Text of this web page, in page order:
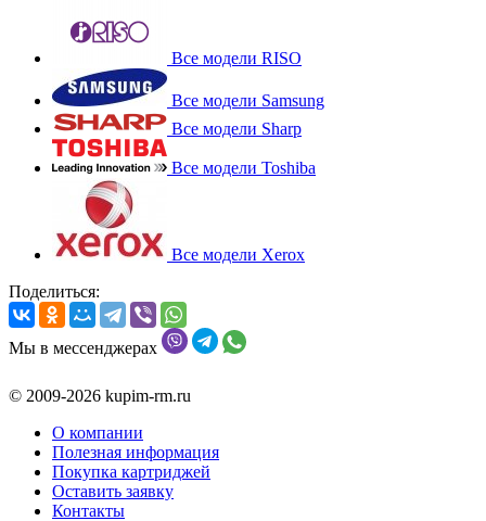
Все модели RISO
Все модели Samsung
Все модели Sharp
Все модели Toshiba
Все модели Xerox
Поделиться:
Мы в мессенджерах
© 2009-2026 kupim-rm.ru
О компании
Полезная информация
Покупка картриджей
Оставить заявку
Контакты